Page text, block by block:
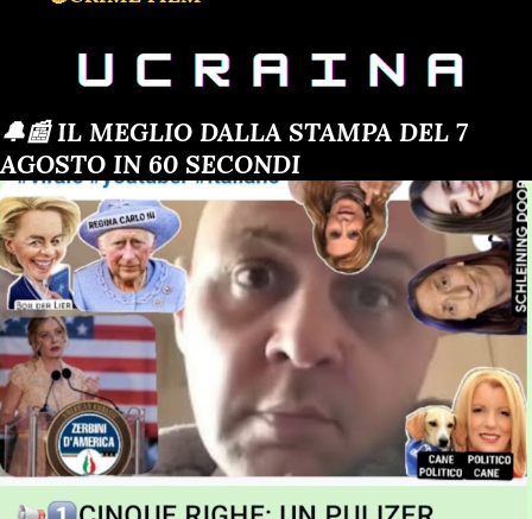
🔔📰 IL MEGLIO DALLA STAMPA DEL 7
AGOSTO IN 60 SECONDI